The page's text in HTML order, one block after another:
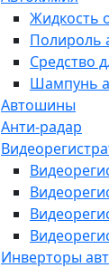
Жидкость
Полироль
Средство
Шампунь
Автошины
Анти-радар
Инверторы